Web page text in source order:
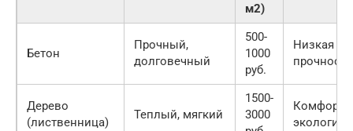
м2)
Бетон
Прочный,
долговечный
500-
1000
руб.
Низкая
прочность
Дерево
(лиственница)
Теплый, мягкий
1500-
3000
Комфорт,